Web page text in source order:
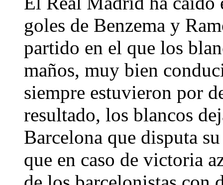
goles de Benzema y
partido en el que los
maños, muy bien
siempre estuvieron por
resultado, los blancos
Barcelona que disputa
que en caso de victoria